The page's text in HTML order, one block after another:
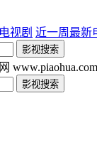
视剧 近一周最新
www.piaohua.com